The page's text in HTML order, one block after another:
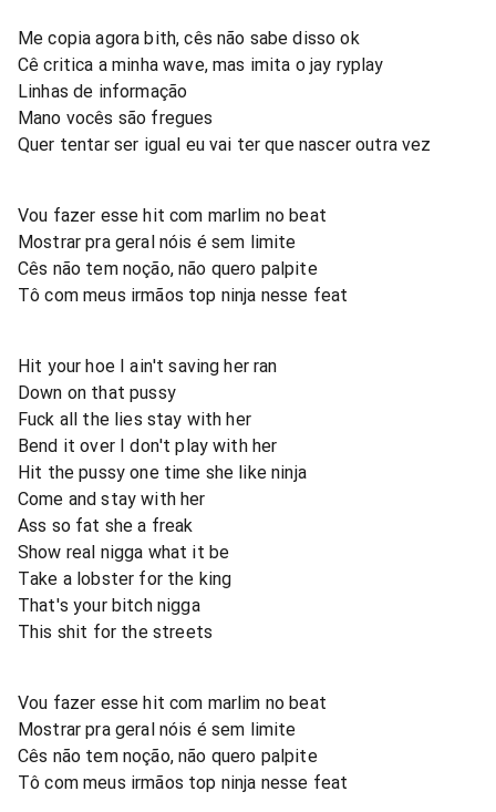
Me copia agora bith, cês não sabe disso ok
Cê critica a minha wave, mas imita o jay ryplay
Linhas de informação
Mano vocês são fregues
Quer tentar ser igual eu vai ter que nascer outra vez
Vou fazer esse hit com marlim no beat
Mostrar pra geral nóis é sem limite
Cês não tem noção, não quero palpite
Tô com meus irmãos top ninja nesse feat
Hit your hoe I ain't saving her ran
Down on that pussy
Fuck all the lies stay with her
Bend it over I don't play with her
Hit the pussy one time she like ninja
Come and stay with her
Ass so fat she a freak
Show real nigga what it be
Take a lobster for the king
That's your bitch nigga
This shit for the streets
Vou fazer esse hit com marlim no beat
Mostrar pra geral nóis é sem limite
Cês não tem noção, não quero palpite
Tô com meus irmãos top ninja nesse feat